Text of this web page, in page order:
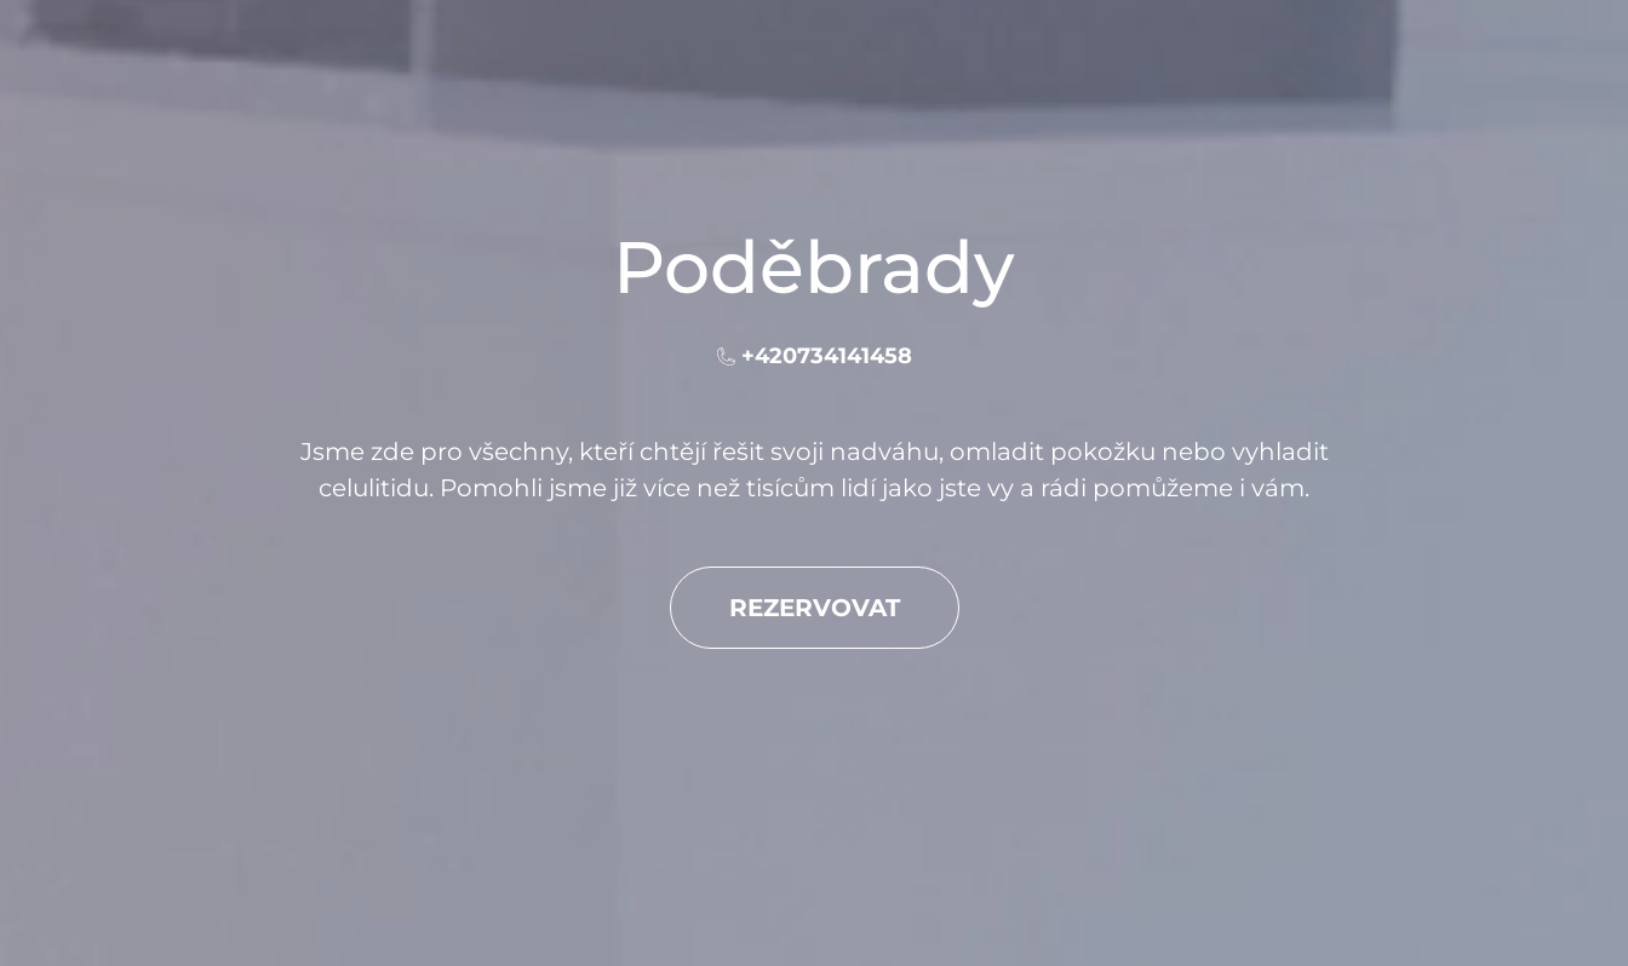
Poděbrady
+420734141458
Jsme zde pro všechny, kteří chtějí řešit svoji nadváhu, omladit pokožku nebo vyhladit
celulitidu. Pomohli jsme již více než tisícům lidí jako jste vy a rádi pomůžeme i vám.
REZERVOVAT